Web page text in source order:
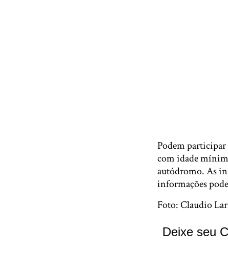
Podem participar
com idade
autódromo. As
informações
Foto: Claudio
Deixe seu